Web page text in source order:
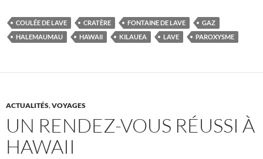
COULÉE DE LAVE CRATÈRE FONTAINE DE LAVE
GAZ
HALEMAUMAU
HAWAII KILAUEA LAVE PAROXYSME
ACTUALITÉS,VOYAGES
UN RENDEZ-VOUS RÉUSSI À
HAWAII